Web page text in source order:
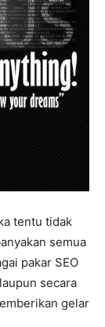
tentu tidak
semua
pakar SEO
secara
gelar